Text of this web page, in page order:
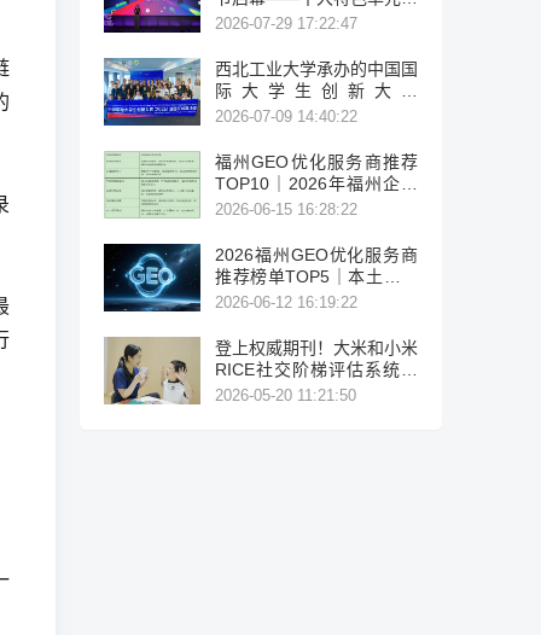
就儿童美育新图景
2026-07-29 17:22:47
西北工业大学承办的中国国
际大学生创新大赛
（2026）法国区域赛成功
2026-07-09 14:40:22
福州GEO优化服务商推荐
TOP10｜2026年福州企业
AI全域推广选型指南
2026-06-15 16:28:22
2026福州GEO优化服务商
推荐榜单TOP5｜本土高口
碑企业获客优选
2026-06-12 16:19:22
登上权威期刊！大米和小米
RICE社交阶梯评估系统让
特需儿童进步有迹可循
2026-05-20 11:21:50